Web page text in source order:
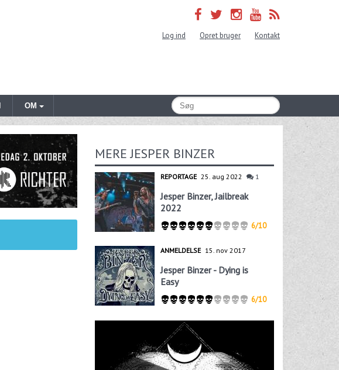
Log ind Opret bruger Kontakt
OM
MERE JESPER BINZER
REPORTAGE 25. aug 2022 1
Jesper Binzer, Jailbreak
2022
6/10
ANMELDELSE 15. nov 2017
Jesper Binzer - Dying is
Easy
6/10